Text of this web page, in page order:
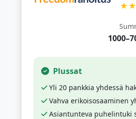
Plussat
Yli 20 pankkia yhdessä
Vahva erikoisosaaminen
Asiantunteva puhelintuki